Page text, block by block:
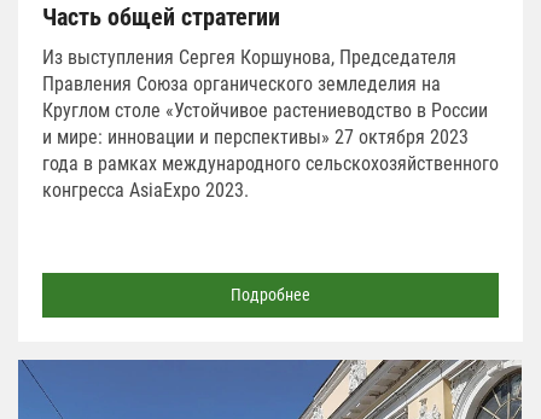
Часть общей стратегии
Из выступления Сергея Коршунова, Председателя
Правления Союза органического земледелия на
Круглом столе «Устойчивое растениеводство в России
и мире: инновации и перспективы» 27 октября 2023
года в рамках международного сельскохозяйственного
конгресса AsiaExpo 2023.
Подробнее